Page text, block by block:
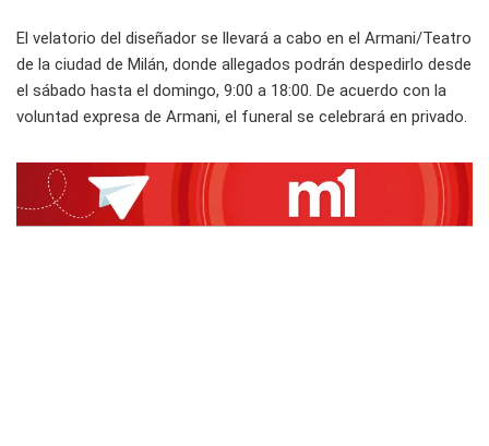
El velatorio del diseñador se llevará a cabo en el Armani/Teatro
de la ciudad de Milán, donde allegados podrán despedirlo desde
el sábado hasta el domingo, 9:00 a 18:00. De acuerdo con la
voluntad expresa de Armani, el funeral se celebrará en privado.